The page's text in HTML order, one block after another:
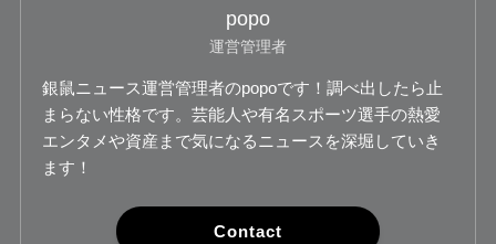
popo
運営管理者
銀鼠ニュース運営管理者のpopoです！調べ出したら止
まらない性格です。芸能人や有名スポーツ選手の熱愛
エンタメや資産まで気になるニュースを深堀していき
ます！
Contact